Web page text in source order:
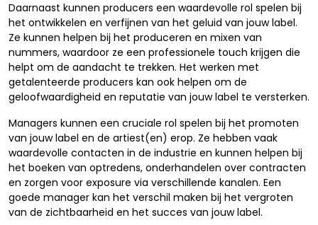
Daarnaast kunnen producers een waardevolle rol spelen bij
het ontwikkelen en verfijnen van het geluid van jouw label.
Ze kunnen helpen bij het produceren en mixen van
nummers, waardoor ze een professionele touch krijgen die
helpt om de aandacht te trekken. Het werken met
getalenteerde producers kan ook helpen om de
geloofwaardigheid en reputatie van jouw label te versterken.
Managers kunnen een cruciale rol spelen bij het promoten
van jouw label en de artiest(en) erop. Ze hebben vaak
waardevolle contacten in de industrie en kunnen helpen bij
het boeken van optredens, onderhandelen over contracten
en zorgen voor exposure via verschillende kanalen. Een
goede manager kan het verschil maken bij het vergroten
van de zichtbaarheid en het succes van jouw label.